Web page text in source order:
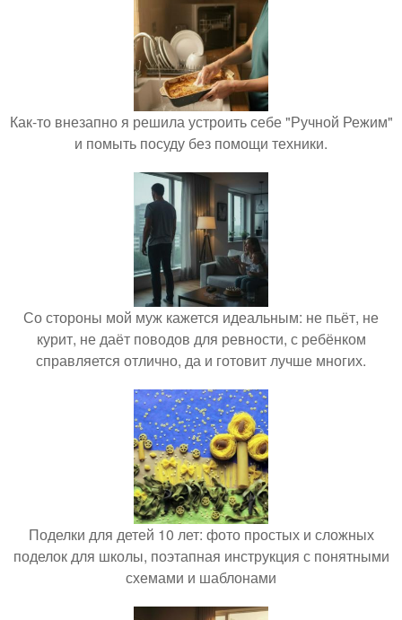
Как-то внезапно я решила устроить себе "Ручной Режим"
и помыть посуду без помощи техники.
Со стороны мой муж кажется идеальным: не пьёт, не
курит, не даёт поводов для ревности, с ребёнком
справляется отлично, да и готовит лучше многих.
Поделки для детей 10 лет: фото простых и сложных
поделок для школы, поэтапная инструкция с понятными
схемами и шаблонами